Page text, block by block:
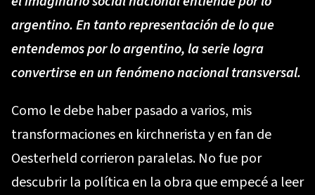
argentino. En tanto representación de lo que
entendemos por lo argentino, la serie logra
convertirse en un fenómeno nacional transversal.
Como le debe haber pasado a varios, mis
transformaciones en kirchnerista y en fan de
Oesterheld corrieron paralelas. No fue por
descubrir la política en la obra que empecé a leer